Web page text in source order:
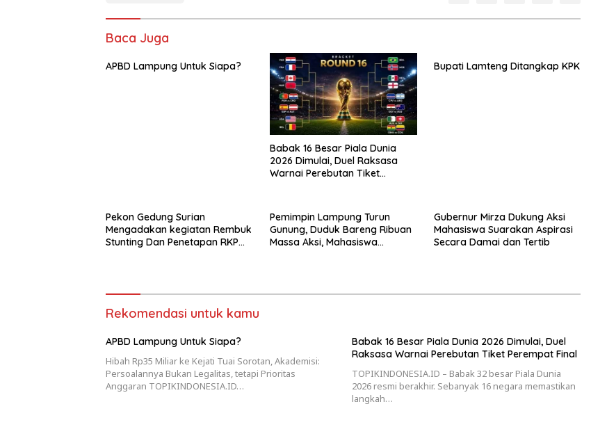
Baca Juga
APBD Lampung Untuk Siapa?
Babak 16 Besar Piala Dunia
2026 Dimulai, Duel Raksasa
Warnai Perebutan Tiket
Bupati Lamteng Ditangkap KPK
Pekon Gedung Surian
Mengadakan kegiatan Rembuk
Stunting Dan Penetapan RKP
Pemimpin Lampung Turun
Gunung, Duduk Bareng Ribuan
Massa Aksi, Mahasiswa
Gubernur Mirza Dukung Aksi
Mahasiswa Suarakan Aspirasi
Secara Damai dan Tertib
Rekomendasi untuk kamu
APBD Lampung Untuk Siapa?
Hibah Rp35 Miliar ke Kejati Tuai Sorotan, Akademisi:
Persoalannya Bukan Legalitas, tetapi Prioritas
Anggaran TOPIKINDONESIA.ID…
Babak 16 Besar Piala Dunia 2026 Dimulai, Duel
Raksasa Warnai Perebutan Tiket Perempat Final
TOPIKINDONESIA.ID – Babak 32 besar Piala Dunia
2026 resmi berakhir. Sebanyak 16 negara memastikan
langkah…